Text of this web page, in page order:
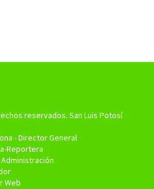
reservados. San Luis Potosí
- Director General
Reportera
Administración
Web